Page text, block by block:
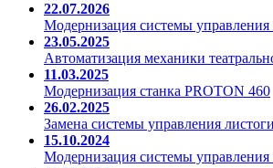
22.07.2026
Модернизация системы
23.05.2025
Автоматизация механики
11.03.2025
Модернизация станка PROTON 460
26.02.2025
Замена системы управления
15.10.2024
Модернизация системы управления